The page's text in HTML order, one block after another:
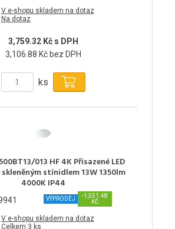
V e-shopu skladem na dotaz
Na dotaz
3,759.32 Kč s DPH
3,106.88 Kč bez DPH
ks
013 HF 4K Přisazené LED
stínidlem 13W 1350lm
4000K IP44
VÝPRODEJ
-1,551.48
KČ
V e-shopu skladem na dotaz
Celkem 3 ks